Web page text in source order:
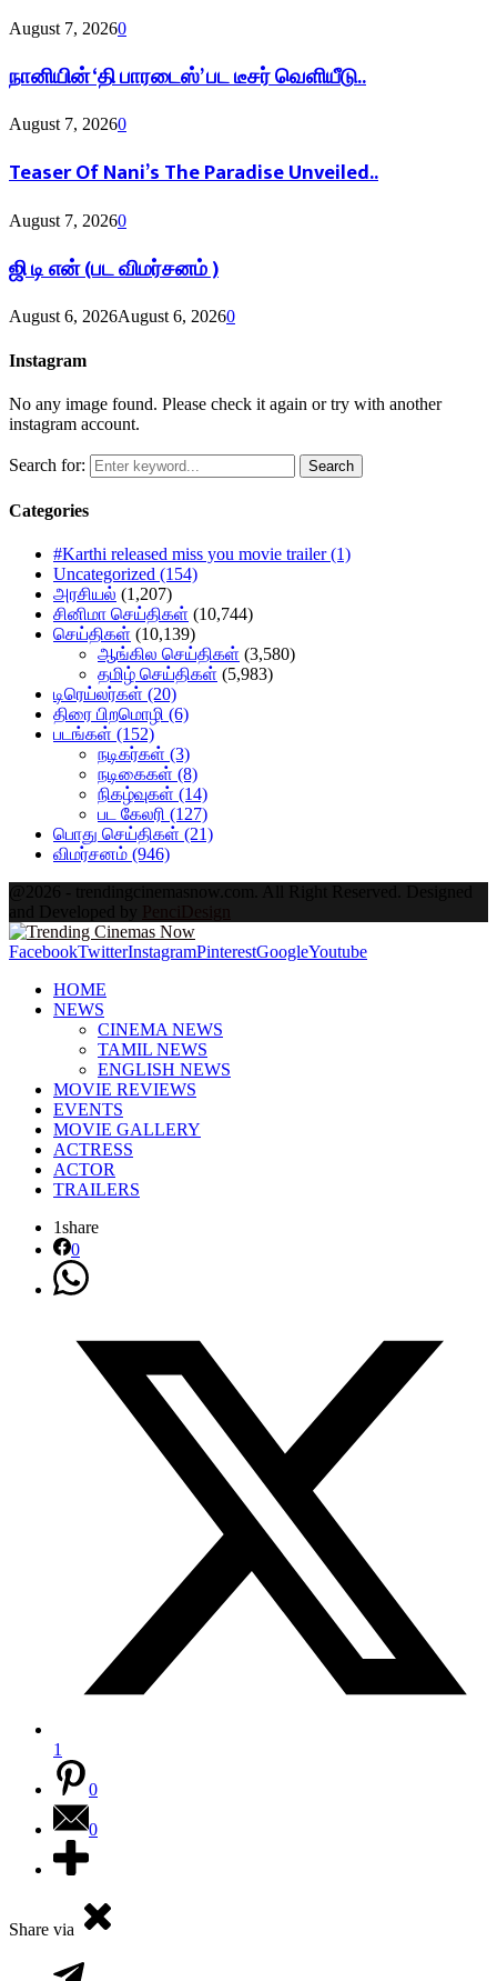
August 7, 20260
நானியின் ‘தி பாரடைஸ்’ பட டீசர் வெளியீடு..
August 7, 20260
Teaser Of Nani’s The Paradise Unveiled..
August 7, 20260
ஜி டி என் (பட விமர்சனம் )
August 6, 2026August 6, 20260
Instagram
No any image found. Please check it again or try with another
instagram account.
Search for: Search
Categories
#Karthi released miss you movie trailer(1)
Uncategorized (154)
அரசியல் (1,207)
சினிமா செய்திகள் (10,744)
செய்திகள் (10,139)
ஆங்கில செய்திகள் (3,580)
தமிழ் செய்திகள் (5,983)
டிரெய்லர்கள் (20)
திரை பிறமொழி (6)
படங்கள் (152)
நடிகர்கள் (3)
நடிகைகள் (8)
நிகழ்வுகள் (14)
பட கேலரி (127)
பொது செய்திகள் (21)
விமர்சனம் (946)
@2026 - trendingcinemasnow.com. All Right Reserved. Designed
and Developed by PenciDesign
FacebookTwitterInstagramPinterestGoogleYoutube
HOME
NEWS
CINEMA NEWS
TAMIL NEWS
ENGLISH NEWS
MOVIE REVIEWS
EVENTS
MOVIE GALLERY
ACTRESS
ACTOR
TRAILERS
1share
0
1
0
0
Share via